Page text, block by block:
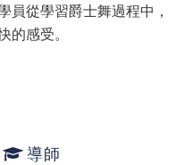
員從學習爵士舞過程中，
感受。
導師